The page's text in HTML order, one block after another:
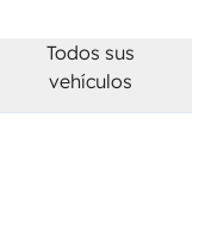
Todos sus
vehículos